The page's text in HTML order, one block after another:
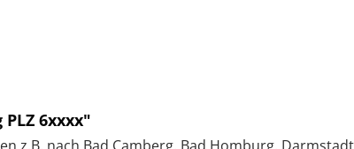
6xxxx"